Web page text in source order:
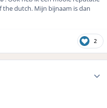
the dutch. Mijn bijnaam is dan
2